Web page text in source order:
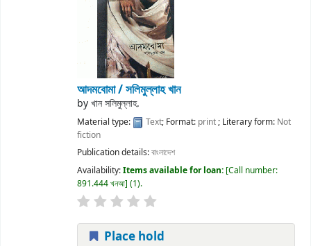
আদমবোমা /সলিমুল্লাহ খান
byখান সলিমুল্লাহ.
Material type: Text; Format: print; Literary form: Not
fiction
Publication details:বাংলাদেশ
Availability:Items available for loan: Call number:
891.444 খনআ (1).
Place hold